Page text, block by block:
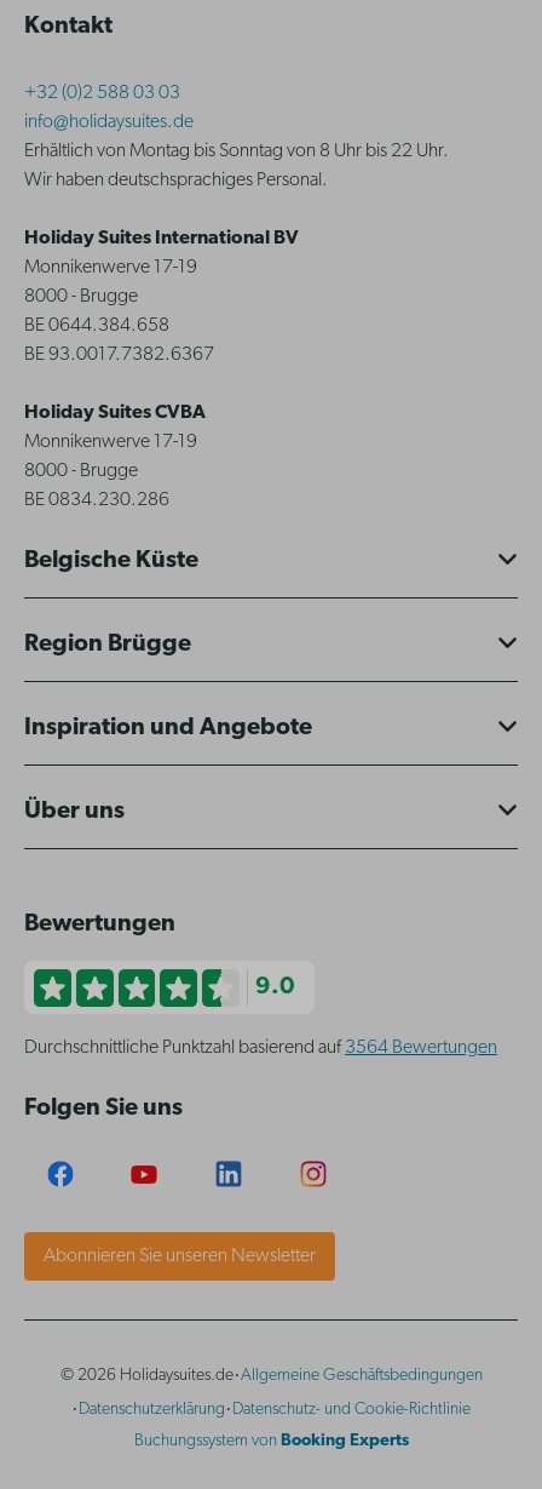
Kontakt
+32 (0)2 588 03 03
info@holidaysuites.de
Erhältlich von Montag bis Sonntag von 8 Uhr bis 22 Uhr.
Wir haben deutschsprachiges Personal.
Holiday Suites International BV
Monnikenwerve 17-19
8000 - Brugge
BE 0644.384.658
BE 93.0017.7382.6367
Holiday Suites CVBA
Monnikenwerve 17-19
8000 - Brugge
BE 0834.230.286
Belgische Küste
Region Brügge
Inspiration und Angebote
Über uns
Bewertungen
9.0
Durchschnittliche Punktzahl basierend auf 3564 Bewertungen
Folgen Sie uns
Abonnieren Sie unseren Newsletter
© 2026 Holidaysuites.de·Allgemeine Geschäftsbedingungen
· Datenschutzerklärung · Datenschutz- und Cookie-Richtlinie
Buchungssystem von Booking Experts